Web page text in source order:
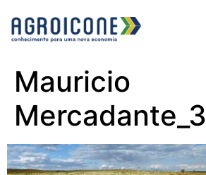
Mauricio
Mercadante_3